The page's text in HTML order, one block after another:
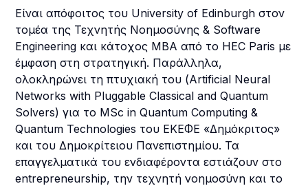
Είναι απόφοιτος του University of Edinburgh στον
τομέα της Τεχνητής Νοημοσύνης & Software
Engineering και κάτοχος MBA από το HEC Paris με
έμφαση στη στρατηγική. Παράλληλα,
ολοκληρώνει τη πτυχιακή του (Artificial Neural
Networks with Pluggable Classical and Quantum
Solvers) για το MSc in Quantum Computing &
Quantum Technologies του ΕΚΕΦΕ «Δημόκριτος»
και του Δημοκρίτειου Πανεπιστημίου. Τα
επαγγελματικά του ενδιαφέροντα εστιάζουν στο
entrepreneurship, την τεχνητή νοημοσύνη και το